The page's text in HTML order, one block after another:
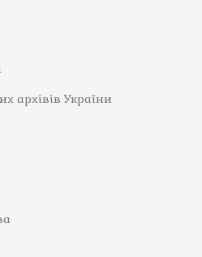
архівів України